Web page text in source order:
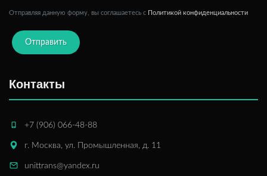
Отправляя данную форму, вы соглашаетесь c Политикой конфиденциальности
Отправить
Контакты
+7 (906) 066-48-88
г. Москва, ул. Промышленная, д. 11
unittrans@yandex.ru